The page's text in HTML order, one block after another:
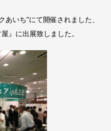
いち”にて開催されました、
』に出展致しました。